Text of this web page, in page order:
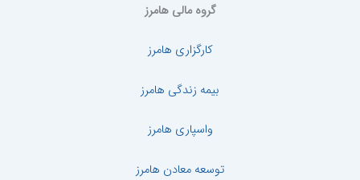
گروه مالی هامرز
کارگزاری هامرز
بیمه زندگی هامرز
واسپاری هامرز
توسعه معادن هامرز